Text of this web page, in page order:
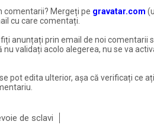
comentarii? Mergeți pe gravatar.com
cu care comentați.
anunțați prin email de noi comentarii
nu validați acolo alegerea, nu se va
pot edita ulterior, așa că verificați ce
de sclavi